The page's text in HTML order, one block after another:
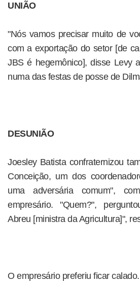
UNIÃO
"Nós vamos precisar muito de
com a exportação do setor [de
JBS é hegemônico], disse Levy
numa das festas de posse de
DESUNIÃO
Joesley Batista confraternizou
Conceição, um dos
uma adversária comum",
empresário. "Quem?",
Abreu [ministra da Agricultura]",
O empresário preferiu ficar calado.